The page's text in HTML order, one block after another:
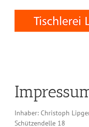
Inhaber: Christoph
Schützendelle 18